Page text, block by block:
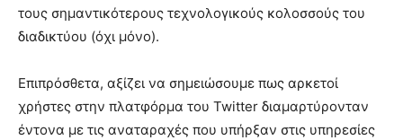
τους σημαντικότερους τεχνολογικούς κολοσσούς του
διαδικτύου (όχι μόνο).
Επιπρόσθετα, αξίζει να σημειώσουμε πως αρκετοί
χρήστες στην πλατφόρμα του Twitter διαμαρτύρονταν
έντονα με τις αναταραχές που υπήρξαν στις υπηρεσίες